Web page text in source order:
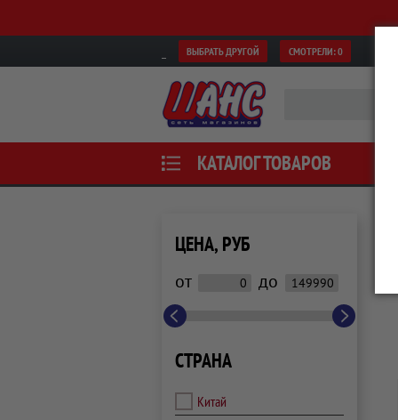
ВЫБРАТЬ ДРУГОЙ СМОТРЕЛИ:0
КАТАЛОГ ТОВАРОВ
ЦЕНА, РУБ
от до
СТРАНА
Китай